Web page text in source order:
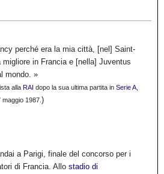
perché era la mia città, [nel] Saint-
migliore in Francia e [nella] Juventus
mondo. »
alla RAI dopo la sua ultima partita in Serie A,
1987. )
a Parigi, finale del concorso per i
di Francia. Allo stadio di